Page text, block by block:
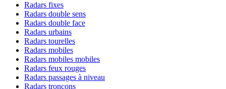
Radars fixes
Radars double sens
Radars double face
Radars urbains
Radars tourelles
Radars mobiles
Radars mobiles mobiles
Radars feux rouges
Radars passages à niveau
Radars tronçons